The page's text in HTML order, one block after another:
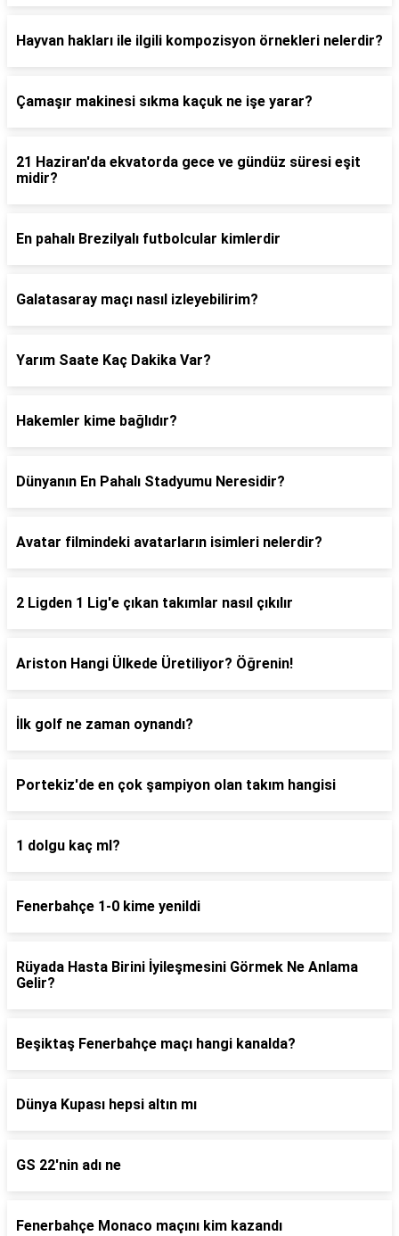
Hayvan hakları ile ilgili kompozisyon örnekleri nelerdir?
Çamaşır makinesi sıkma kaçuk ne işe yarar?
21 Haziran'da ekvatorda gece ve gündüz süresi eşit
midir?
En pahalı Brezilyalı futbolcular kimlerdir
Galatasaray maçı nasıl izleyebilirim?
Yarım Saate Kaç Dakika Var?
Hakemler kime bağlıdır?
Dünyanın En Pahalı Stadyumu Neresidir?
Avatar filmindeki avatarların isimleri nelerdir?
2 Ligden 1 Lig'e çıkan takımlar nasıl çıkılır
Ariston Hangi Ülkede Üretiliyor? Öğrenin!
İlk golf ne zaman oynandı?
Portekiz'de en çok şampiyon olan takım hangisi
1 dolgu kaç ml?
Fenerbahçe 1-0 kime yenildi
Rüyada Hasta Birini İyileşmesini Görmek Ne Anlama
Gelir?
Beşiktaş Fenerbahçe maçı hangi kanalda?
Dünya Kupası hepsi altın mı
GS 22'nin adı ne
Fenerbahçe Monaco maçını kim kazandı